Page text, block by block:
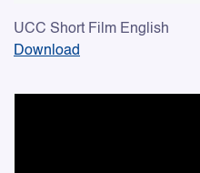
UCC Short Film English
Download